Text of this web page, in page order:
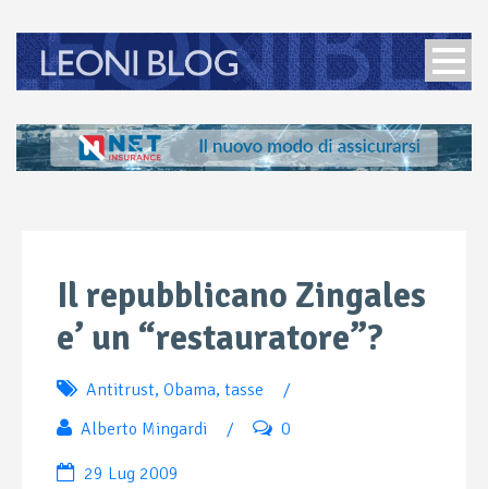
Il repubblicano Zingales
e’ un “restauratore”?
Antitrust, Obama, tasse
/
Alberto Mingardi
/ 0
29 Lug 2009